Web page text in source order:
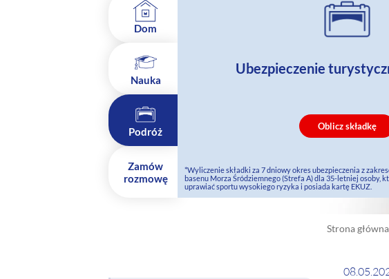
Dom
Nauka
Podróż
Zamów
rozmowę
Ubezpieczenie
Oblicz składkę
*Wyliczenie składki za 7 dniowy okres ubezpieczenia z
basenu Morza Śródziemnego (Strefa A) dla 35-letniej osoby,
uprawiać sportu wysokiego ryzyka i posiada kartę EKUZ.
Strona główna